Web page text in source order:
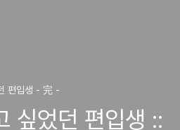
편입생 - 完 -
싶었던 편입생 ::